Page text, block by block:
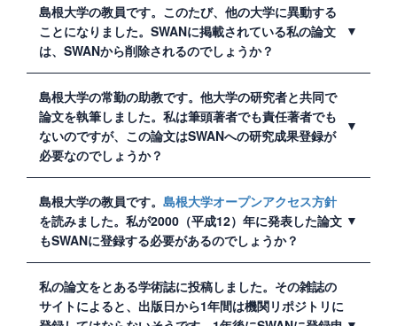
出版社や学協会の規定によって、リポジトリに登録可能
な場合があります。登録できるかどうかは附属図書館で
確認しますので、附属図書館の担当者宛に論文情報をご
連絡ください。ご自身でも確認をされたい場合は、
さい。
島根大学の教員です。このたび、他の大学に異動する
ことになりました。SWANに掲載されている私の論文
は、SWANから削除されるのでしょうか？
いいえ、削除されません。本学に在籍する教員が他機関
へ異動したり、退職したりした後も、在籍時に発表し、
SWANに登録した論文は引き続き公開されます。
島根大学の常勤の助教です。他大学の研究者と共同で
論文を執筆しました。私は筆頭著者でも責任著者でも
ないのですが、この論文はSWANへの研究成果登録が
必要なのでしょうか？
はい、必要です。筆頭著者、最終著者、責任著者等が本
学に在籍していない場合も、研究成果登録をすべき本学
教員が共著者として名前を連ねている研究成果は研究成
果登録の対象となります。
島根大学の教員です。 島根大学オープンアクセス方針
を読みました。私が2000（平成12）年に発表した論文
もSWANに登録する必要があるのでしょうか？
いいえ、必要はありません。本方針は、制定日である
2018（平成30）年5月17日以降に出版された研究成果に
適用されます。ただし、方針以前に公表された研究成果
私の論文をとある学術誌に投稿しました。その雑誌の
サイトによると、出版日から1年間は機関リポジトリに